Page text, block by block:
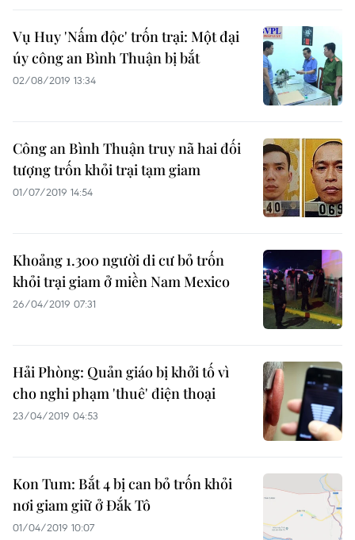
Vụ Huy 'Nấm độc' trốn trại: Một đại
úy công an Bình Thuận bị bắt
02/08/2019 13:34
Công an Bình Thuận truy nã hai đối
tượng trốn khỏi trại tạm giam
01/07/2019 14:54
Khoảng 1.300 người di cư bỏ trốn
khỏi trại giam ở miền Nam Mexico
26/04/2019 07:31
Hải Phòng: Quản giáo bị khởi tố vì
cho nghi phạm 'thuê' điện thoại
23/04/2019 04:53
Kon Tum: Bắt 4 bị can bỏ trốn khỏi
nơi giam giữ ở Đắk Tô
01/04/2019 10:07